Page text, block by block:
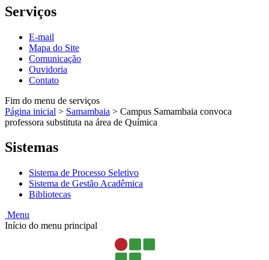
Serviços
E-mail
Mapa do Site
Comunicação
Ouvidoria
Contato
Fim do menu de serviços
Página inicial > Samambaia > Campus Samambaia convoca
professora substituta na área de Química
Sistemas
Sistema de Processo Seletivo
Sistema de Gestão Acadêmica
Bibliotecas
Menu
Início do menu principal